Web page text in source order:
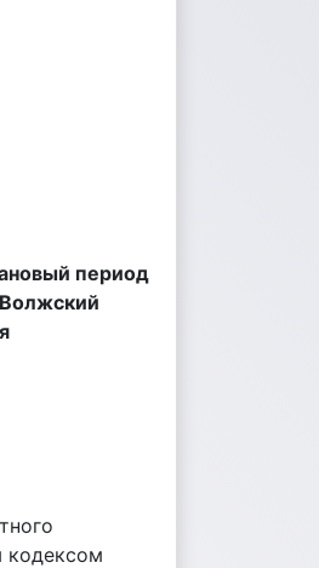
период
кодексом